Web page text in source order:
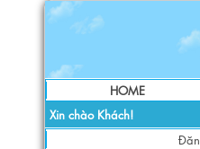
HOME
Xin chào Khách!